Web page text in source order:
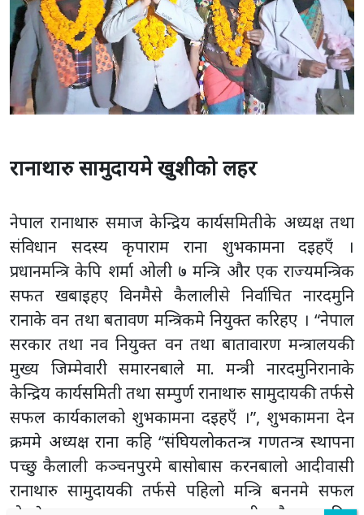
रानाथारु सामुदायमे खुशीको लहर
नेपाल रानाथारु समाज केन्द्रिय कार्यसमितीके अध्यक्ष तथा
संविधान सदस्य कृपाराम राना शुभकामना दइहएँ ।
प्रधानमन्त्रि केपि शर्मा ओली ७ मन्त्रि और एक राज्यमन्त्रिक
सफत खबाइहए विनमैसे कैलालीसे निर्वाचित नारदमुनि
रानाके वन तथा बतावण मन्त्रिकमे नियुक्त करिहए । “नेपाल
सरकार तथा नव नियुक्त वन तथा बातावारण मन्त्रालयकी
मुख्य जिम्मेवारी समारनबाले मा. मन्त्री नारदमुनिरानाके
केन्द्रिय कार्यसमिती तथा सम्पुर्ण रानाथारु सामुदायकी तर्फसे
सफल कार्यकालको शुभकामना दइहएँ ।”, शुभकामना देन
क्रममे अध्यक्ष राना कहि “संघियलोकतन्त्र गणतन्त्र स्थापना
पच्छु कैलाली कञ्चनपुरमे बासोबास करनबालो आदीवासी
रानाथारु सामुदायकी तर्फसे पहिलो मन्त्रि बननमे सफल